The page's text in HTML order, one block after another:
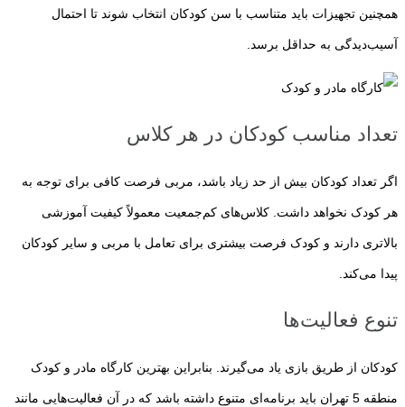
همچنین تجهیزات باید متناسب با سن کودکان انتخاب شوند تا احتمال
آسیب‌دیدگی به حداقل برسد.
تعداد مناسب کودکان در هر کلاس
اگر تعداد کودکان بیش از حد زیاد باشد، مربی فرصت کافی برای توجه به
هر کودک نخواهد داشت. کلاس‌های کم‌جمعیت معمولاً کیفیت آموزشی
بالاتری دارند و کودک فرصت بیشتری برای تعامل با مربی و سایر کودکان
پیدا می‌کند.
تنوع فعالیت‌ها
کودکان از طریق بازی یاد می‌گیرند. بنابراین بهترین کارگاه مادر و کودک
منطقه 5 تهران باید برنامه‌ای متنوع داشته باشد که در آن فعالیت‌هایی مانند